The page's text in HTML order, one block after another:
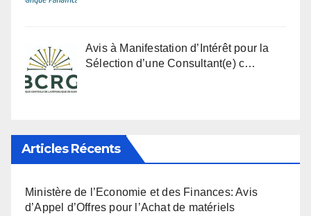
Avis à Manifestation d’Intérêt pour la
Sélection d’une Consultant(e) c…
Articles Récents
Ministère de l’Economie et des Finances: Avis
d’Appel d’Offres pour l’Achat de matériels